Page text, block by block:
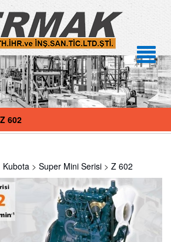
Z 602
Kubota > Super Mini Serisi > Z 602